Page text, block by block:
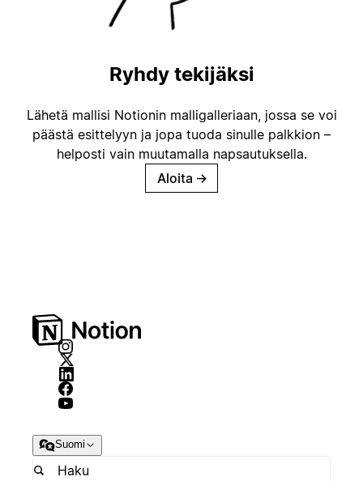
Ryhdy tekijäksi
Lähetä mallisi Notionin malligalleriaan, jossa se voi
päästä esittelyyn ja jopa tuoda sinulle palkkion –
helposti vain muutamalla napsautuksella.
Aloita →
Suomi